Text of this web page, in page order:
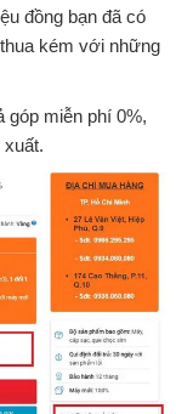
đồng bạn đã có
kém với những
góp miễn phí 0%,
xuất.